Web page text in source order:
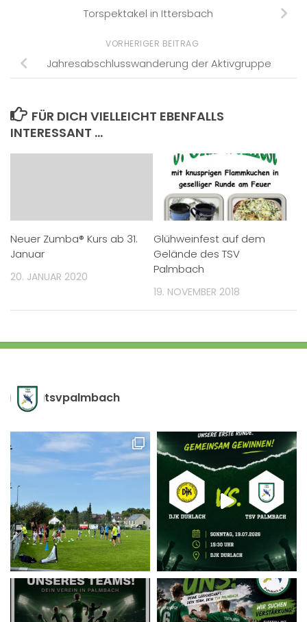
Torspektakel in Ittersbach
VORHERIGER BEITRAG
Jahresabschlusswanderung der Aktivgruppe
FÜR DICH VIELLEICHT EBENFALLS
INTERESSANT …
Neuer Zumba® Kurs ab 31.
Januar
20. JANUAR 2020
Glühweinfest auf dem
Gelände des TSV
Palmbach
19. NOVEMBER 2018
tsvpalmbach